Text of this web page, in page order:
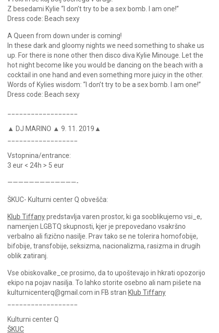
Z besedami Kylie “I don’t try to be a sex bomb. I am one!”
Dress code: Beach sexy
A Queen from down under is coming!
In these dark and gloomy nights we need something to shake us
up. For there is none other then disco diva Kylie Minouge. Let the
hot night become like you would be dancing on the beach with a
cocktail in one hand and even something more juicy in the other.
Words of Kylies wisdom: “I don’t try to be a sex bomb. I am one!”
Dress code: Beach sexy
▲ DJ MARINO ▲ 9. 11. 2019▲
Vstopnina/entrance:
3 eur < 24h > 5 eur
————————–————-
ŠKUC- Kulturni center Q obvešča:
Klub Tiffanypredstavlja varen prostor, ki ga sooblikujemo vsi_e,
namenjen LGBTQ skupnosti, kjer je prepovedano vsakršno
verbalno ali fizično nasilje. Prav tako se ne tolerira homofobije,
bifobije, transfobije, seksizma, nacionalizma, rasizma in drugih
oblik zatiranj.
Vse obiskovalke_ce prosimo, da to upoštevajo in hkrati opozorijo
ekipo na pojav nasilja. To lahko storite osebno ali nam pišete na
kulturnicenterq@gmail.com in FB stran Klub Tiffany
Kulturni center Q
ŠKUC